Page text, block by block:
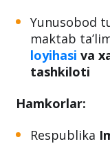
Yunusobod
maktab
loyihasi va
tashkiloti
Hamkorlar:
Respublika